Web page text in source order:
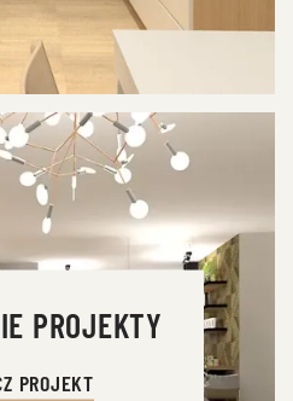
PROJEKTY
PROJEKT